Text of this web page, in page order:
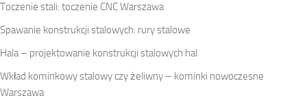
Toczenie stali: toczenie CNC Warszawa
Spawanie konstrukcji stalowych: rury stalowe
Hala – projektowanie konstrukcji stalowych hal
Wkład kominkowy stalowy czy żeliwny – kominki nowoczesne
Warszawa